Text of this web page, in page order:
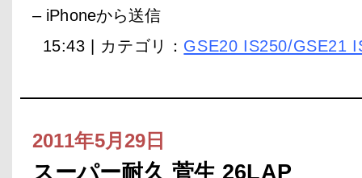
– iPhoneから送信
15:43 | カテゴリ： GSE20 IS250/GSE21
2011年5月29日
スーパー耐久 菅生 26LAP